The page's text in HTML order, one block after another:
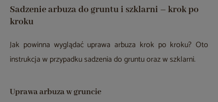
Sadzenie arbuza do gruntu i szklarni – krok po
kroku
Jak powinna wyglądać uprawa arbuza krok po kroku? Oto
instrukcja w przypadku sadzenia do gruntu oraz w szklarni.
Uprawa arbuza w gruncie